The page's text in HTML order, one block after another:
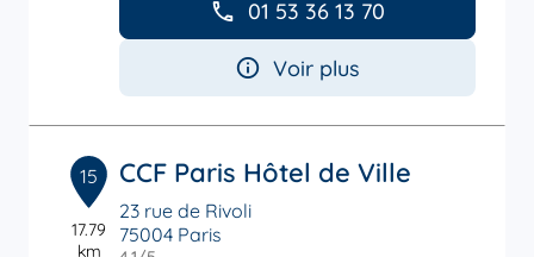
01 53 36 13 70
Voir plus
15
17.79
km
CCF Paris Hôtel de Ville
23 rue de Rivoli
75004 Paris